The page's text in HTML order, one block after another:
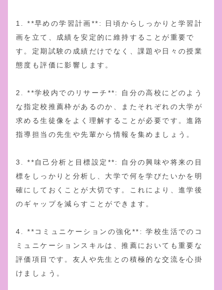
1. **早めの学習計画**: 日頃からしっかりと学習計
画を立て、成績を安定的に維持することが重要で
す。定期試験の成績だけでなく、課題や日々の授業
態度も評価に影響します。
2. **学校内でのリサーチ**: 自分の高校にどのよう
な指定校推薦枠があるのか、またそれぞれの大学が
求める生徒像をよく理解することが必要です。進路
指導担当の先生や先輩から情報を集めましょう。
3. **自己分析と目標設定**: 自分の興味や将来の目
標をしっかりと分析し、大学で何を学びたいかを明
確にしておくことが大切です。これにより、進学後
のギャップを減らすことができます。
4. **コミュニケーションの強化**: 学校生活でのコ
ミュニケーションスキルは、推薦においても重要な
評価項目です。友人や先生との積極的な交流を心掛
けましょう。